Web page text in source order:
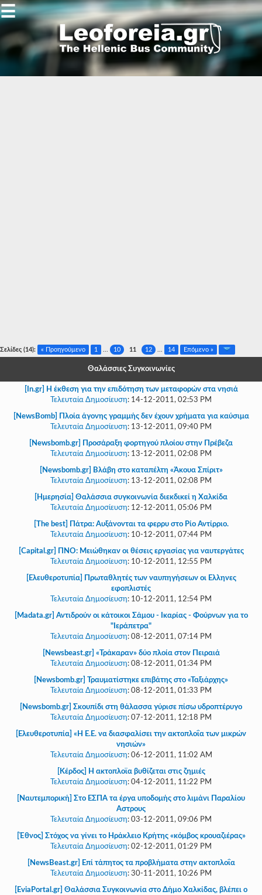
Gallery
-
-
Επισκέπτη!
Σύνδεση
Εγγραφή
☰
Σελίδες (14): « Προηγούμενο 1 10 11 12 14 Επόμενο »
Θαλάσσιες Συγκοινωνίες
[In.gr] Η έκθεση για την επιδότηση των μεταφορών στα νησιά
Τελευταία Δημοσίευση: 14-12-2011, 02:53 PM
[NewsBomb] Πλοία άγονης γραμμής δεν έχουν χρήματα για καύσιμα
Τελευταία Δημοσίευση: 13-12-2011, 09:40 PM
[Newsbomb.gr] Προσάραξη φορτηγού πλοίου στην Πρέβεζα
Τελευταία Δημοσίευση: 13-12-2011, 02:08 PM
[Newsbomb.gr] Βλάβη στο καταπέλτη «Άκουα Σπίριτ»
Τελευταία Δημοσίευση: 13-12-2011, 02:08 PM
[Ημερησία] Θαλάσσια συγκοινωνία διεκδικεί η Χαλκίδα
Τελευταία Δημοσίευση: 12-12-2011, 05:06 PM
[The best] Πάτρα: Αυξάνονται τα φερρυ στο Ρίο Αντίρριο.
Τελευταία Δημοσίευση: 10-12-2011, 07:44 PM
[Capital.gr] ΠΝΟ: Μειώθηκαν οι θέσεις εργασίας για ναυτεργάτες
Τελευταία Δημοσίευση: 10-12-2011, 12:55 PM
[Ελευθεροτυπία] Πρωταθλητές των ναυπηγήσεων οι Ελληνες
εφοπλιστές
Τελευταία Δημοσίευση: 10-12-2011, 12:54 PM
[Madata.gr] Αντιδρούν οι κάτοικοι Σάμου - Ικαρίας - Φούρνων για το
"Ιεράπετρα"
Τελευταία Δημοσίευση: 08-12-2011, 07:14 PM
[Newsbeast.gr] «Τράκαραν» δύο πλοία στον Πειραιά
Τελευταία Δημοσίευση: 08-12-2011, 01:34 PM
[Newsbomb.gr] Τραυματίστηκε επιβάτης στο «Ταξιάρχης»
Τελευταία Δημοσίευση: 08-12-2011, 01:33 PM
[Newsbomb.gr] Σκουπίδι στη θάλασσα γύρισε πίσω υδροπτέρυγο
Τελευταία Δημοσίευση: 07-12-2011, 12:18 PM
[Ελευθεροτυπία] «Η Ε.Ε. να διασφαλίσει την ακτοπλοΐα των μικρών
νησιών»
Τελευταία Δημοσίευση: 06-12-2011, 11:02 AM
[Κέρδος] Η ακτοπλοϊα βυθίζεται στις ζημιές
Τελευταία Δημοσίευση: 04-12-2011, 11:22 PM
[Ναυτεμπορική] Στο ΕΣΠΑ τα έργα υποδομής στο λιμάνι Παραλίου
Αστρους
Τελευταία Δημοσίευση: 03-12-2011, 09:06 PM
[Έθνος] Στόχος να γίνει το Ηράκλειο Κρήτης «κόμβος κρουαζιέρας»
Τελευταία Δημοσίευση: 02-12-2011, 01:29 PM
[NewsBeast.gr] Επί τάπητος τα προβλήματα στην ακτοπλοΐα
Τελευταία Δημοσίευση: 30-11-2011, 10:26 PM
[EviaPortal.gr] Θαλάσσια Συγκοινωνία στο Δήμο Χαλκίδας, βλέπει ο